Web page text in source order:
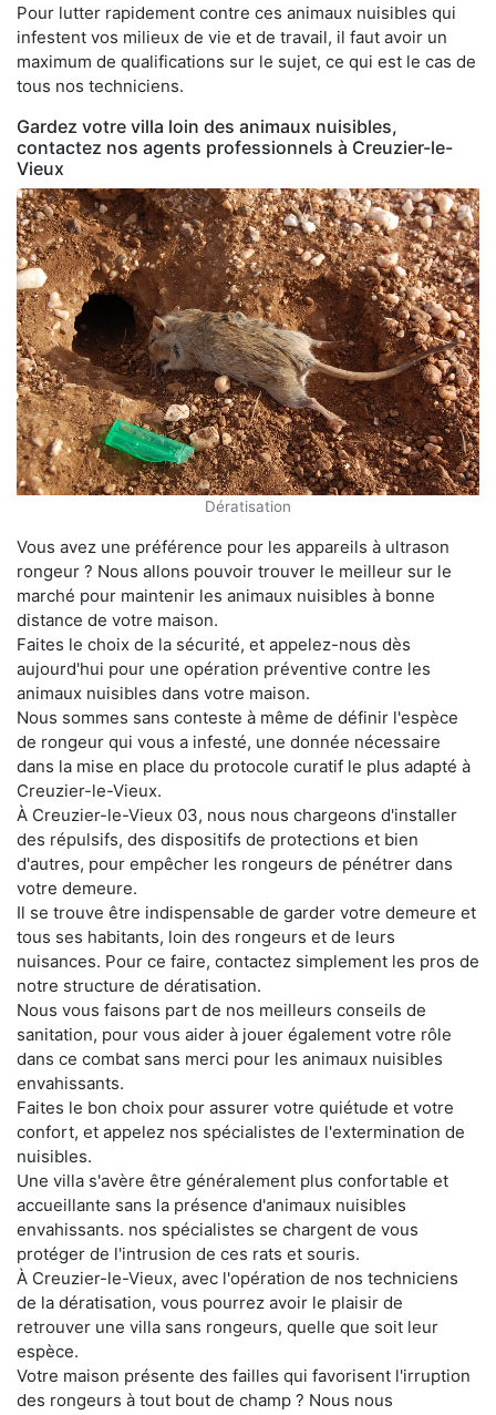
Pour lutter rapidement contre ces animaux nuisibles qui
infestent vos milieux de vie et de travail, il faut avoir un
maximum de qualifications sur le sujet, ce qui est le cas de
tous nos techniciens.
Gardez votre villa loin des animaux nuisibles,
contactez nos agents professionnels à Creuzier-le-
Vieux
Dératisation
Vous avez une préférence pour les appareils à ultrason
rongeur ? Nous allons pouvoir trouver le meilleur sur le
marché pour maintenir les animaux nuisibles à bonne
distance de votre maison.
Faites le choix de la sécurité, et appelez-nous dès
aujourd'hui pour une opération préventive contre les
animaux nuisibles dans votre maison.
Nous sommes sans conteste à même de définir l'espèce
de rongeur qui vous a infesté, une donnée nécessaire
dans la mise en place du protocole curatif le plus adapté à
Creuzier-le-Vieux.
À Creuzier-le-Vieux 03, nous nous chargeons d'installer
des répulsifs, des dispositifs de protections et bien
d'autres, pour empêcher les rongeurs de pénétrer dans
votre demeure.
Il se trouve être indispensable de garder votre demeure et
tous ses habitants, loin des rongeurs et de leurs
nuisances. Pour ce faire, contactez simplement les pros de
notre structure de dératisation.
Nous vous faisons part de nos meilleurs conseils de
sanitation, pour vous aider à jouer également votre rôle
dans ce combat sans merci pour les animaux nuisibles
envahissants.
Faites le bon choix pour assurer votre quiétude et votre
confort, et appelez nos spécialistes de l'extermination de
nuisibles.
Une villa s'avère être généralement plus confortable et
accueillante sans la présence d'animaux nuisibles
envahissants. nos spécialistes se chargent de vous
protéger de l'intrusion de ces rats et souris.
À Creuzier-le-Vieux, avec l'opération de nos techniciens
de la dératisation, vous pourrez avoir le plaisir de
retrouver une villa sans rongeurs, quelle que soit leur
espèce.
Votre maison présente des failles qui favorisent l'irruption
des rongeurs à tout bout de champ ? Nous nous